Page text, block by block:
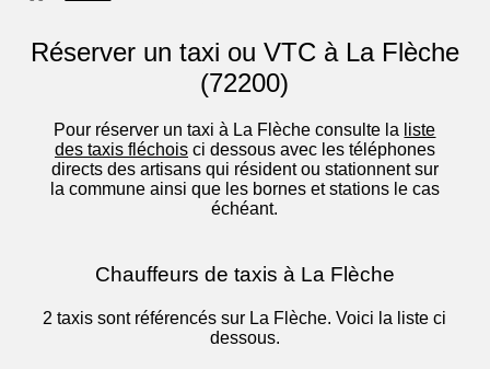
Réserver un taxi ou VTC à La Flèche
(72200)
Pour réserver un taxi à La Flèche consulte la liste
des taxis fléchoisci dessous avec les téléphones
directs des artisans qui résident ou stationnent sur
la commune ainsi que les bornes et stations le cas
échéant.
Chauffeurs de taxis à La Flèche
2 taxis sont référencés sur La Flèche. Voici la liste ci
dessous.